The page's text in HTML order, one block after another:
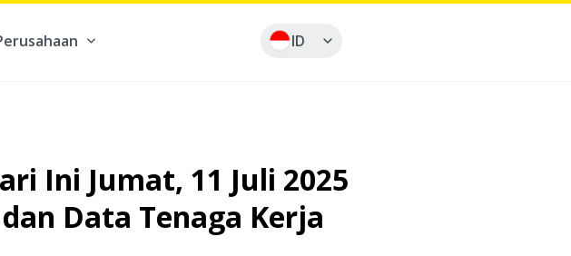
ID
Ini Jumat, 11 Juli 2025
Data Tenaga Kerja